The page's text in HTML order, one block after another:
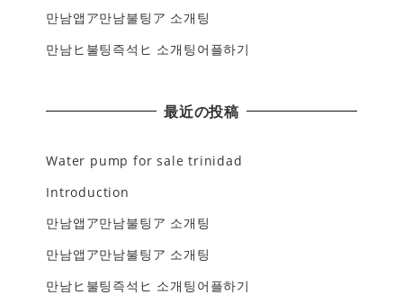
만남앱ア만남불팅ア 소개팅
만남ヒ불팅즉석ヒ 소개팅어플하기
最近の投稿
Water pump for sale trinidad
Introduction
만남앱ア만남불팅ア 소개팅
만남앱ア만남불팅ア 소개팅
만남ヒ불팅즉석ヒ 소개팅어플하기